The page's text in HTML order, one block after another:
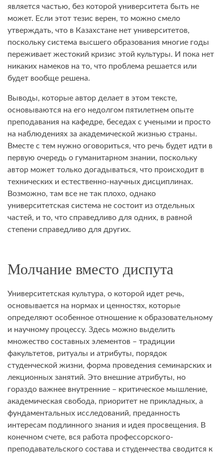
является частью, без которой университета быть не
может. Если этот тезис верен, то можно смело
утверждать, что в Казахстане нет университетов,
поскольку система высшего образования многие годы
переживает жестокий кризис этой культуры. И пока нет
никаких намеков на то, что проблема решается или
будет вообще решена.
Выводы, которые автор делает в этом тексте,
основываются на его недолгом пятилетнем опыте
преподавания на кафедре, беседах с учеными и просто
на наблюдениях за академической жизнью страны.
Вместе с тем нужно оговориться, что речь будет идти в
первую очередь о гуманитарном знании, поскольку
автор может только догадываться, что происходит в
технических и естественно-научных дисциплинах.
Возможно, там все не так плохо, однако
университетская система не состоит из отдельных
частей, и то, что справедливо для одних, в равной
степени справедливо для других.
Молчание вместо диспута
Университетская культура, о которой идет речь,
основывается на нормах и ценностях, которые
определяют особенное отношение к образовательному
и научному процессу. Здесь можно выделить
множество составных элементов – традиции
факультетов, ритуалы и атрибуты, порядок
студенческой жизни, форма проведения семинарских и
лекционных занятий. Это внешние атрибуты, но
гораздо важнее внутренние – критическое мышление,
академическая свобода, приоритет не прикладных, а
фундаментальных исследований, преданность
интересам подлинного знания и идея просвещения. В
конечном счете, вся работа профессорского-
преподавательского состава и студенчества сводится к